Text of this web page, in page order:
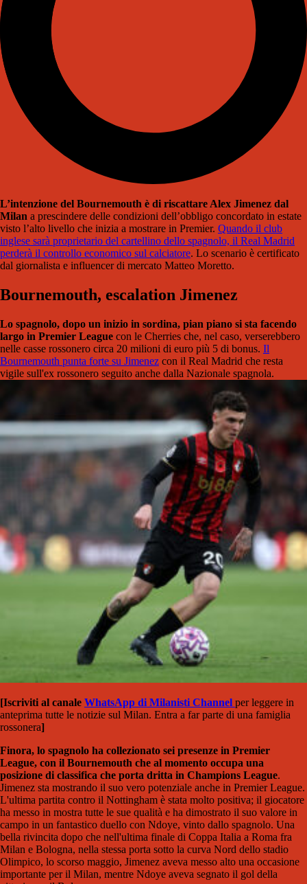
L’intenzione del Bournemouth è di riscattare Alex Jimenez dal
Milan a prescindere delle condizioni dell’obbligo concordato in estate
visto l’alto livello che inizia a mostrare in Premier. Quando il club
inglese sarà proprietario del cartellino dello spagnolo, il Real Madrid
perderà il controllo economico sul calciatore. Lo scenario è certificato
dal giornalista e influencer di mercato Matteo Moretto.
Bournemouth, escalation Jimenez
Lo spagnolo, dopo un inizio in sordina, pian piano si sta facendo
largo in Premier League con le Cherries che, nel caso, verserebbero
nelle casse rossonero circa 20 milioni di euro più 5 di bonus. Il
Bournemouth punta forte su Jimenez con il Real Madrid che resta
vigile sull'ex rossonero seguito anche dalla Nazionale spagnola.
[Iscriviti al canale WhatsApp di Milanisti Channel per leggere in
anteprima tutte le notizie sul Milan. Entra a far parte di una famiglia
rossonera]
Finora, lo spagnolo ha collezionato sei presenze in Premier
League, con il Bournemouth che al momento occupa una
posizione di classifica che porta dritta in Champions League.
Jimenez sta mostrando il suo vero potenziale anche in Premier League.
L'ultima partita contro il Nottingham è stata molto positiva; il giocatore
ha messo in mostra tutte le sue qualità e ha dimostrato il suo valore in
campo in un fantastico duello con Ndoye, vinto dallo spagnolo. Una
bella rivincita dopo che nell'ultima finale di Coppa Italia a Roma fra
Milan e Bologna, nella stessa porta sotto la curva Nord dello stadio
Olimpico, lo scorso maggio, Jimenez aveva messo alto una occasione
importante per il Milan, mentre Ndoye aveva segnato il gol della